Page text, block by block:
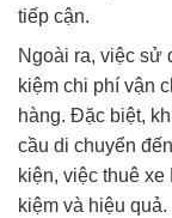
tiếp cận.
Ngoài ra, việc sử
kiệm chi phí vận
hàng. Đặc biệt,
cầu di chuyển
kiện, việc thuê
kiệm và hiệu quả.